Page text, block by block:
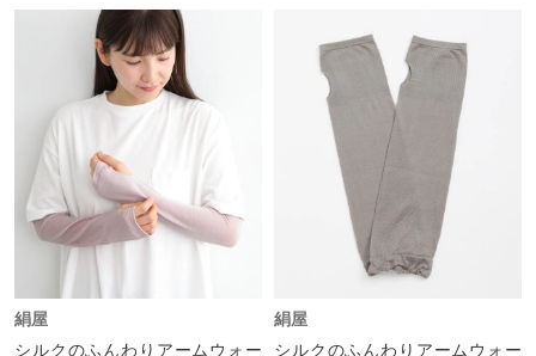
絹屋
シルクのふんわりアームウォー
絹屋
シルクのふんわりアームウォー